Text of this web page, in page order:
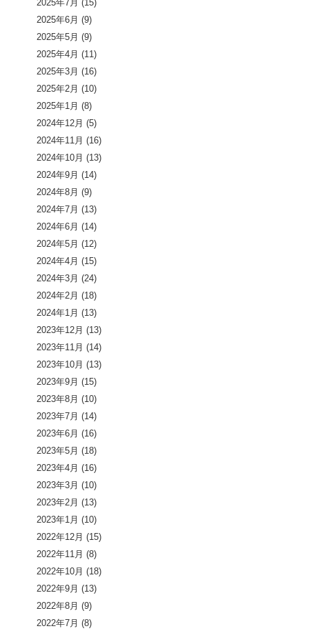
2025年7月 (15)
2025年6月 (9)
2025年5月 (9)
2025年4月 (11)
2025年3月 (16)
2025年2月 (10)
2025年1月 (8)
2024年12月 (5)
2024年11月 (16)
2024年10月 (13)
2024年9月 (14)
2024年8月 (9)
2024年7月 (13)
2024年6月 (14)
2024年5月 (12)
2024年4月 (15)
2024年3月 (24)
2024年2月 (18)
2024年1月 (13)
2023年12月 (13)
2023年11月 (14)
2023年10月 (13)
2023年9月 (15)
2023年8月 (10)
2023年7月 (14)
2023年6月 (16)
2023年5月 (18)
2023年4月 (16)
2023年3月 (10)
2023年2月 (13)
2023年1月 (10)
2022年12月 (15)
2022年11月 (8)
2022年10月 (18)
2022年9月 (13)
2022年8月 (9)
2022年7月 (8)